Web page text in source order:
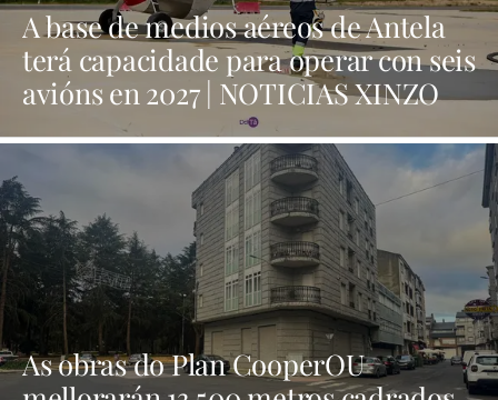
A base de medios aéreos de Antela
terá capacidade para operar con seis
avións en 2027 | NOTICIAS XINZO
As obras do Plan CooperOU